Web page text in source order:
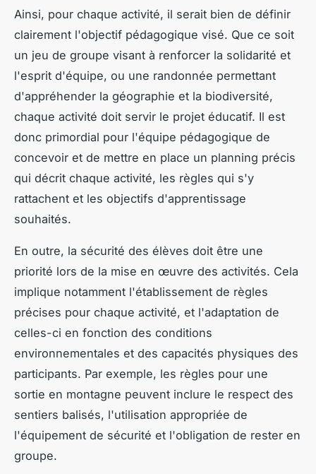
Ainsi, pour chaque activité, il serait bien de définir
clairement l'objectif pédagogique visé. Que ce soit
un jeu de groupe visant à renforcer la solidarité et
l'esprit d'équipe, ou une randonnée permettant
d'appréhender la géographie et la biodiversité,
chaque activité doit servir le projet éducatif. Il est
donc primordial pour l'équipe pédagogique de
concevoir et de mettre en place un planning précis
qui décrit chaque activité, les règles qui s'y
rattachent et les objectifs d'apprentissage
souhaités.
En outre, la sécurité des élèves doit être une
priorité lors de la mise en œuvre des activités. Cela
implique notamment l'établissement de règles
précises pour chaque activité, et l'adaptation de
celles-ci en fonction des conditions
environnementales et des capacités physiques des
participants. Par exemple, les règles pour une
sortie en montagne peuvent inclure le respect des
sentiers balisés, l'utilisation appropriée de
l'équipement de sécurité et l'obligation de rester en
groupe.